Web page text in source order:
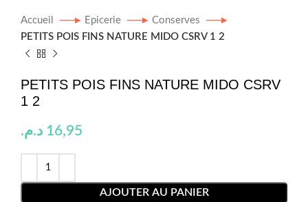
Accueil Epicerie
Conserves
PETITS POIS FINS NATURE MIDO CSRV 1 2
PETITS POIS FINS NATURE MIDO CSRV
1 2
16,95 د.م.
AJOUTER AU PANIER